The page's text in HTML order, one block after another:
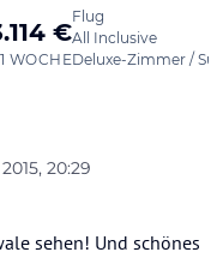
20:29
sehen! Und schönes